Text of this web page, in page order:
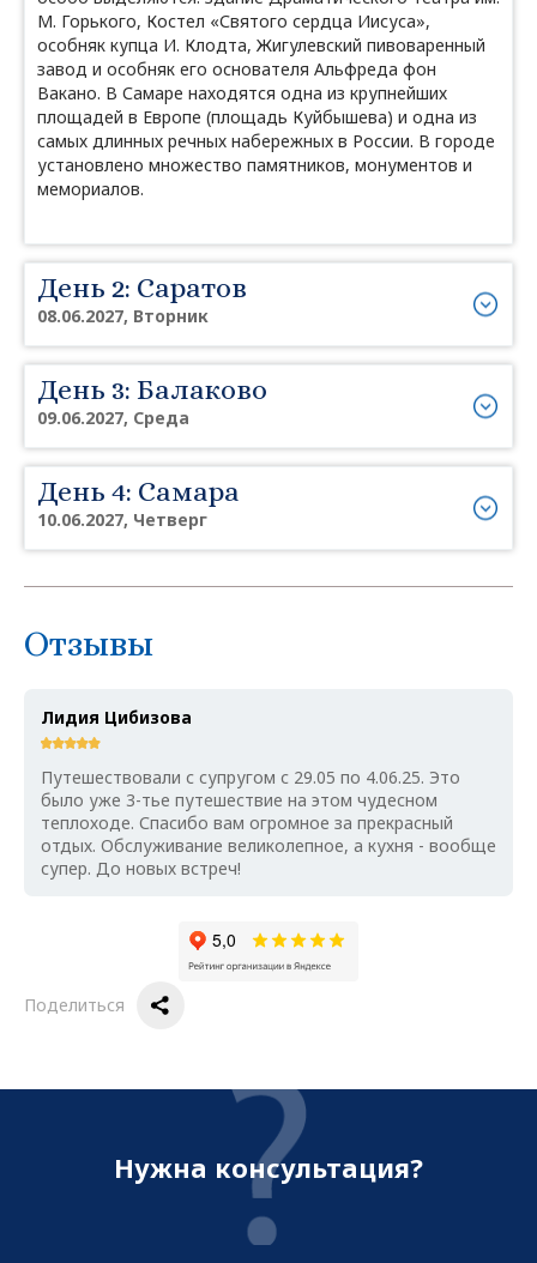
М. Горького, Костел «Святого сердца Иисуса»,
особняк купца И. Клодта, Жигулевский пивоваренный
завод и особняк его основателя Альфреда фон
Вакано. В Самаре находятся одна из крупнейших
площадей в Европе (площадь Куйбышева) и одна из
самых длинных речных набережных в России. В городе
установлено множество памятников, монументов и
мемориалов.
День 2: Саратов
08.06.2027, Вторник
День 3: Балаково
09.06.2027, Среда
День 4: Самара
10.06.2027, Четверг
Отзывы
Лидия Цибизова
Путешествовали с супругом с 29.05 по 4.06.25. Это
было уже 3-тье путешествие на этом чудесном
теплоходе. Спасибо вам огромное за прекрасный
отдых. Обслуживание великолепное, а кухня - вообще
супер. До новых встреч!
Поделиться
Нужна консультация?